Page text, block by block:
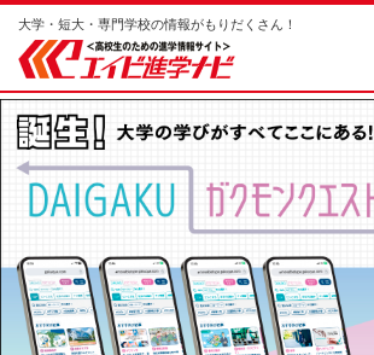
大学・短大・専門学校の情報がもりだくさん！